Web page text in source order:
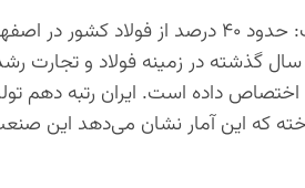
محجوب نژاد همچنین اصفهان را قطب اصلی فولاد در کشور عنوان کرد و گفت:
گذشته در زمینه فولاد و تجارت
داده است. ایران رتبه دهم تولید
پرداخته که این آمار نشان می‌دهد